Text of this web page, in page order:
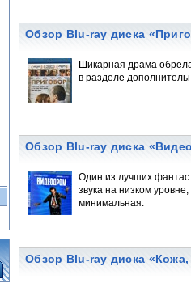
Обзор Blu-ray диска
Шикарная драма
в разделе
Обзор Blu-ray диска
Один из лучших
звука на низком
минимальная.
Обзор Blu-ray диска